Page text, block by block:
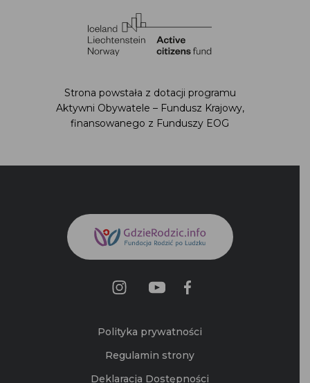
Strona powstała z dotacji programu
Aktywni Obywatele – Fundusz Krajowy,
finansowanego z Funduszy EOG
Polityka prywatności
Regulamin strony
Deklaracja Dostępności